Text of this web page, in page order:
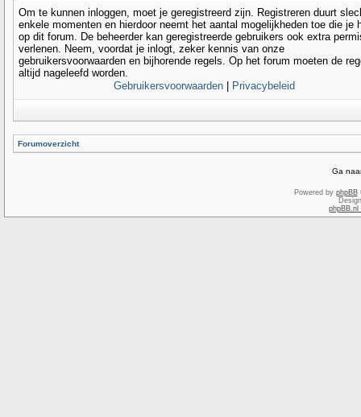
Om te kunnen inloggen, moet je geregistreerd zijn. Registreren duurt
enkele momenten en hierdoor neemt het aantal mogelijkheden toe die je
op dit forum. De beheerder kan geregistreerde gebruikers ook extra
verlenen. Neem, voordat je inlogt, zeker kennis van onze
gebruikersvoorwaarden en bijhorende regels. Op het forum moeten de
altijd nageleefd worden.
Gebruikersvoorwaarden
Privacybeleid
Forumoverzicht
Ga
Powered by phpBB
phpBB.nl